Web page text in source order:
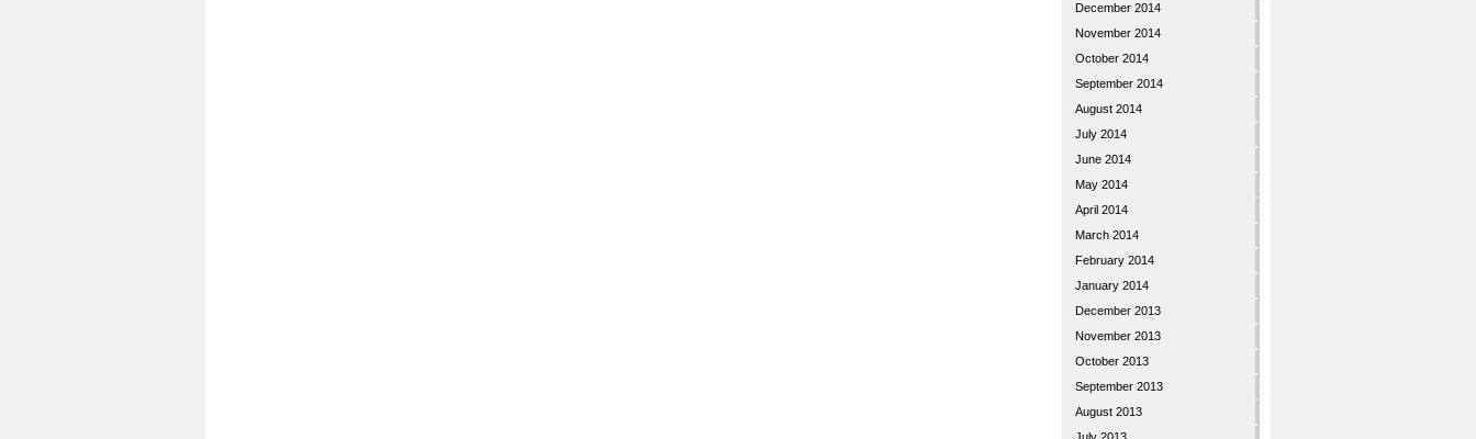
December 2014
November 2014
October 2014
September 2014
August 2014
July 2014
June 2014
May 2014
April 2014
March 2014
February 2014
January 2014
December 2013
November 2013
October 2013
September 2013
August 2013